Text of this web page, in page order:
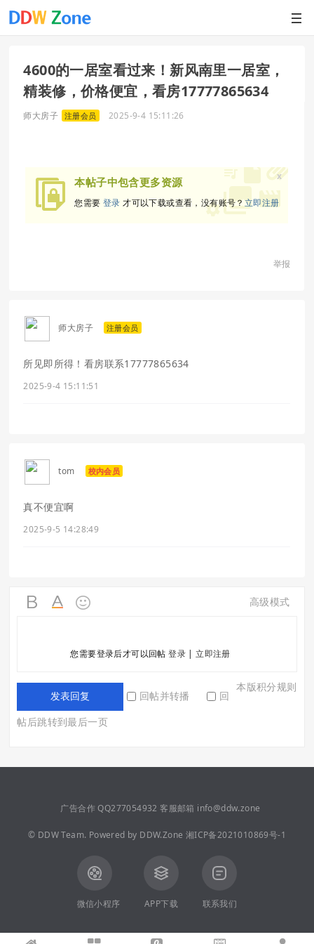
4600的一居室看过来！新风南里一居室，
精装修，价格便宜，看房17777865634
师大房子 注册会员 2025-9-4 15:11:26
本帖子中包含更多资源
您需要登录 才可以下载或查看，没有账号？立即注册
x
举报
师大房子 注册会员
所见即所得！看房联系17777865634
2025-9-4 15:11:51
tom 校内会员
真不便宜啊
2025-9-5 14:28:49
高级模式
您需要登录后才可以回帖登录|立即注册
本版积分规则
发表回复 回帖并转播
回
帖后跳转到最后一页
广告合作 QQ277054932 客服邮箱 info@ddw.zone
© DDW Team. Powered by DDW.Zone 湘ICP备2021010869号-1
微信小程序 APP下载 联系我们